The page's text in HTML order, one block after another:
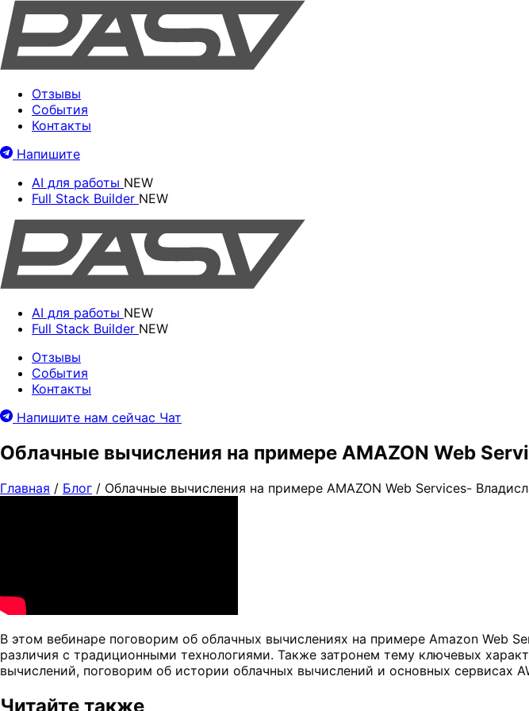
Отзывы
События
Контакты
Напишите
AI для работы NEW
Full Stack Builder NEW
AI для работы NEW
Full Stack Builder NEW
Отзывы
События
Контакты
Напишите нам сейчас Чат
Облачные вычисления на примере AMAZON Web
Главная / Блог / Облачные вычисления на примере AMAZON Web Services-
В этом вебинаре поговорим об облачных вычислениях на примере Amazon Web
различия с традиционными технологиями. Также затронем тему ключевых
вычислений, поговорим об истории облачных вычислений и основных сервисах
Читайте также